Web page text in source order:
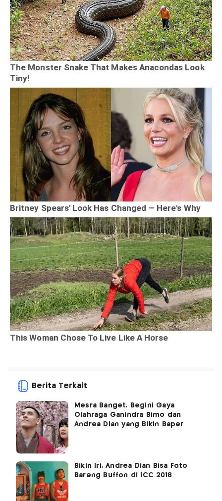
Berita Terkait
Mesra Banget, Begini Gaya
Olahraga Ganindra Bimo dan
Andrea Dian yang Bikin Baper
Bikin Iri, Andrea Dian Bisa Foto
Bareng Buffon di ICC 2018